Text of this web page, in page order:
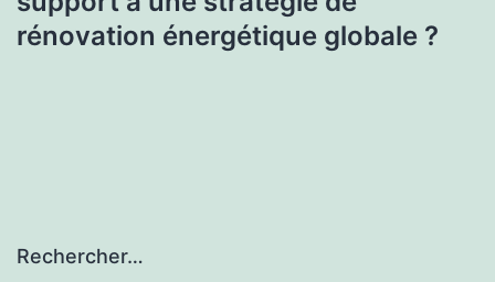
rénovation énergétique globale ?
Rechercher…